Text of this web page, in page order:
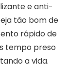
e anti-
tão bom de
rápido de
tempo preso
a vida.